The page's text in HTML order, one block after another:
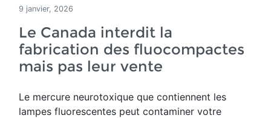
9 janvier, 2026
Le Canada interdit la
fabrication des fluocompactes
mais pas leur vente
Le mercure neurotoxique que contiennent les
lampes fluorescentes peut contaminer votre